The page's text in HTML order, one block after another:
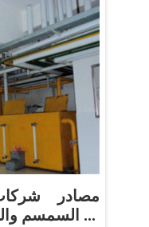
مصادر
السمسم والطحينة السمسم في ...